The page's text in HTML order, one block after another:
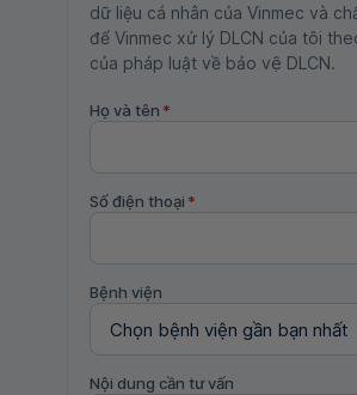
dữ liệu cá nhân của Vinmec và
để Vinmec xử lý DLCN của tôi
của pháp luật về bảo vệ DLCN.
Họ và tên *
Số điện thoại *
Bệnh viện
Nội dung cần tư vấn